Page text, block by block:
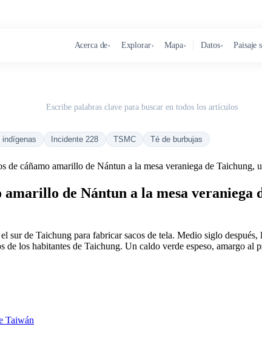
Acerca de▾ Explorar▾ Mapa▾ Datos▾ Paisaje
Escribe palabras clave para buscar en todos los artículos
indígenas Incidente 228 TSMC Té de burbujas
de cáñamo amarillo de Nántun a la mesa veraniega de Taichung,
amarillo de Nántun a la mesa veraniega
sur de Taichung para fabricar sacos de tela. Medio siglo
de los habitantes de Taichung. Un caldo verde espeso, amargo
Taiwán